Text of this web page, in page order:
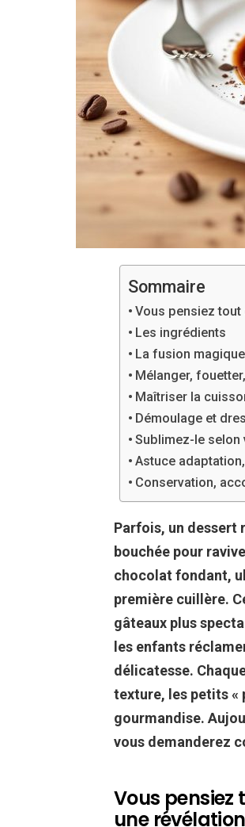
Sommaire
Vous pensiez tout
Les ingrédients
La fusion
Mélanger,
Maîtriser la
Démoulage et
Sublimez-le selon
Astuce
Conservation,
Parfois, un dessert
bouchée pour
chocolat fondant,
première cuillère.
gâteaux plus
les enfants
délicatesse.
texture, les petits «
gourmandise.
vous demanderez
Vous
une